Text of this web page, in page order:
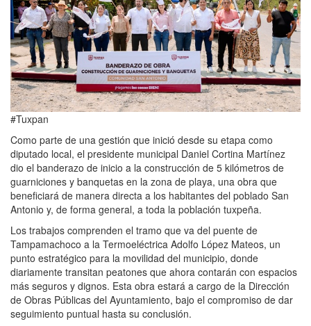
#Tuxpan
Como parte de una gestión que inició desde su etapa como
diputado local, el presidente municipal Daniel Cortina Martínez
dio el banderazo de inicio a la construcción de 5 kilómetros de
guarniciones y banquetas en la zona de playa, una obra que
beneficiará de manera directa a los habitantes del poblado San
Antonio y, de forma general, a toda la población tuxpeña.
Los trabajos comprenden el tramo que va del puente de
Tampamachoco a la Termoeléctrica Adolfo López Mateos, un
punto estratégico para la movilidad del municipio, donde
diariamente transitan peatones que ahora contarán con espacios
más seguros y dignos. Esta obra estará a cargo de la Dirección
de Obras Públicas del Ayuntamiento, bajo el compromiso de dar
seguimiento puntual hasta su conclusión.